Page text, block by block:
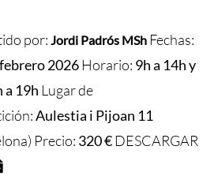
por: Jordi Padrós MSh Fechas:
2026Horario: 9h a 14h y
a 19h Lugar de
Aulestia i Pijoan 11
Precio: 320 €DESCARGAR